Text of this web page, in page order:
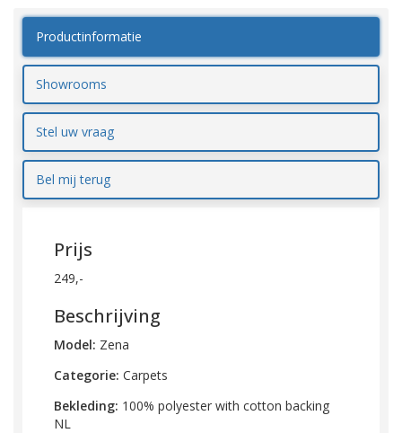
Productinformatie
Showrooms
Stel uw vraag
Bel mij terug
Prijs
249,-
Beschrijving
Model: Zena
Categorie: Carpets
Bekleding: 100% polyester with cotton backing
NL